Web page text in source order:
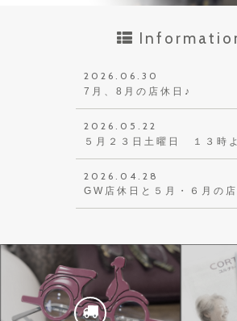
2026.06.30
7月、8月の店休日♪
2026.05.22
５月２３日土曜日 １３時
2026.04.28
GW店休日と５月・６月の